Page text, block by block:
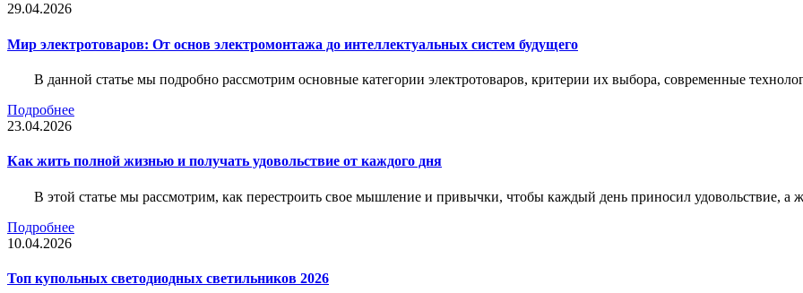
29.04.2026
Мир электротоваров: От основ электромонтажа до интеллектуальных систем будущего
В данной статье мы подробно рассмотрим основные категории электротоваров, критерии их выбора, современные
Подробнее
23.04.2026
Как жить полной жизнью и получать удовольствие от каждого дня
В этой статье мы рассмотрим, как перестроить свое мышление и привычки, чтобы каждый день приносил удовольствие, а
Подробнее
10.04.2026
Топ купольных светодиодных светильников 2026